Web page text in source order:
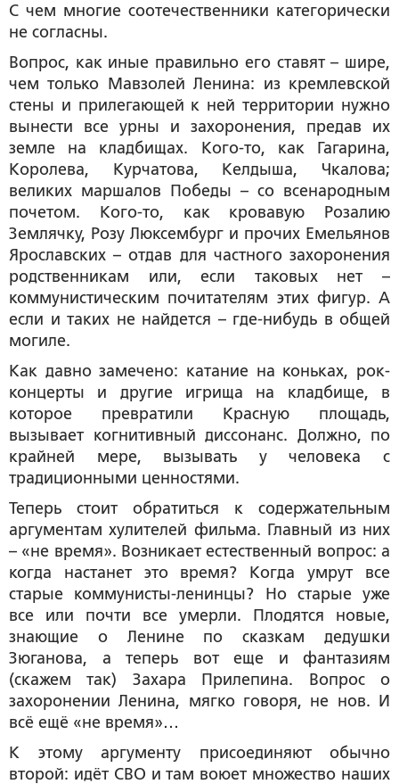
С чем многие соотечественники категорически
не согласны.
Вопрос, как иные правильно его ставят – шире,
чем только Мавзолей Ленина: из кремлевской
стены и прилегающей к ней территории нужно
вынести все урны и захоронения, предав их
земле на кладбищах. Кого-то, как Гагарина,
Королева, Курчатова, Келдыша, Чкалова;
великих маршалов Победы – со всенародным
почетом. Кого-то, как кровавую Розалию
Землячку, Розу Люксембург и прочих Емельянов
Ярославских – отдав для частного захоронения
родственникам или, если таковых нет –
коммунистическим почитателям этих фигур. А
если и таких не найдется – где-нибудь в общей
могиле.
Как давно замечено: катание на коньках, рок-
концерты и другие игрища на кладбище, в
которое превратили Красную площадь,
вызывает когнитивный диссонанс. Должно, по
крайней мере, вызывать у человека с
традиционными ценностями.
Теперь стоит обратиться к содержательным
аргументам хулителей фильма. Главный из них
– «не время». Возникает естественный вопрос: а
когда настанет это время? Когда умрут все
старые коммунисты-ленинцы? Но старые уже
все или почти все умерли. Плодятся новые,
знающие о Ленине по сказкам дедушки
Зюганова, а теперь вот еще и фантазиям
(скажем так) Захара Прилепина. Вопрос о
захоронении Ленина, мягко говоря, не нов. И
всё ещё «не время»…
К этому аргументу присоединяют обычно
второй: идёт СВО и там воюет множество наших